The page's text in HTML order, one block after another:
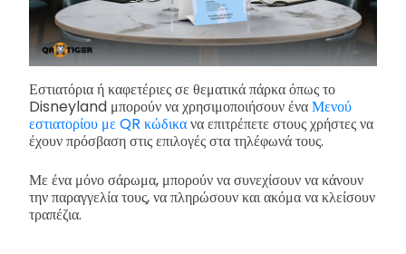
Εστιατόρια ή καφετέριες σε θεματικά πάρκα όπως το
Disneyland μπορούν να χρησιμοποιήσουν έναΜενού
εστιατορίου με QR κώδικανα επιτρέπετε στους χρήστες να
έχουν πρόσβαση στις επιλογές στα τηλέφωνά τους.
Με ένα μόνο σάρωμα, μπορούν να συνεχίσουν να κάνουν
την παραγγελία τους, να πληρώσουν και ακόμα να κλείσουν
τραπέζια.